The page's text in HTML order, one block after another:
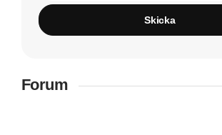
Skicka
Forum